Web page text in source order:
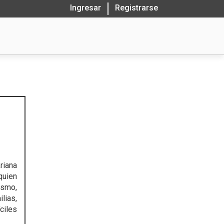
Ingresar Registrarse